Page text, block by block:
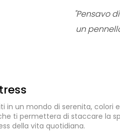
"Pensavo
un
in un mondo di serenita, colori e
ti permettera di staccare la
della vita quotidiana.